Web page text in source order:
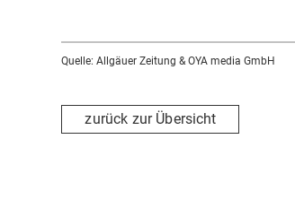
Quelle: Allgäuer Zeitung & OYA media GmbH
zurück zur Übersicht